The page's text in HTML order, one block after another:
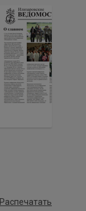
Распечатать